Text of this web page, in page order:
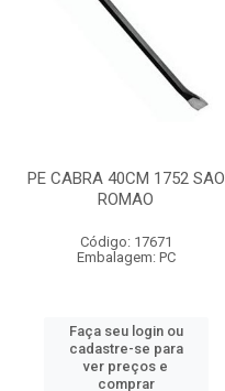
PE CABRA 40CM 1752 SAO
ROMAO
Código: 17671
Embalagem: PC
Faça seu login ou
cadastre-se para
ver preços e
comprar